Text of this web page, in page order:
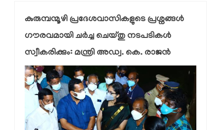
കുരുമ്പന്മൂഴി പ്രദേശവാസികളുടെ പ്രശ്നങ്ങള്‍
ഗൗരവമായി ചര്‍ച്ച ചെയ്തു നടപടികള്‍
സ്വീകരിക്കും: മന്ത്രി അഡ്വ. കെ. രാജന്‍